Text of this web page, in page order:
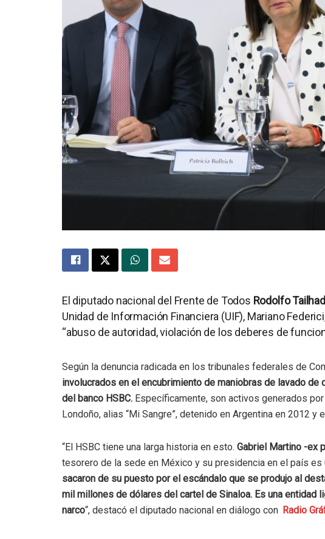
El diputado nacional del Frente de Todos Rodolfo
Unidad de Información Financiera (UIF), Mariano
“abuso de autoridad, violación de los deberes de
Según la denuncia radicada en los tribunales federales de
involucrados en el encubrimiento de maniobras de lavado
del banco HSBC. Específicamente, son activos generados
Londoño, alias “Mi Sangre”, detenido en Argentina en 2012
“El HSBC tiene una larga historia en esto. Gabriel Martino -ex
tesorero de la sede en México y su presidencia en el país
sacaron de su puesto por el escándalo que se produjo al
mil millones de dólares del cartel de Sinaloa. Es una entidad
narco“, destacó el diputado nacional en diálogo con Radio